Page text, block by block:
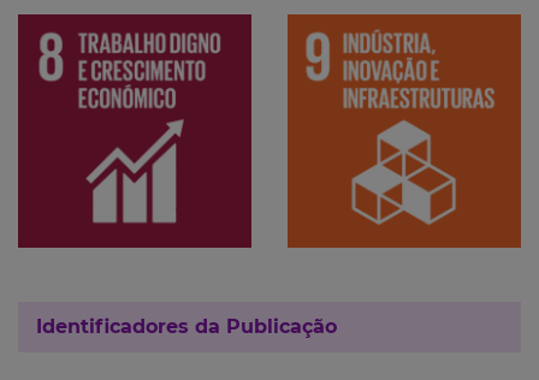
Identificadores da Publicação